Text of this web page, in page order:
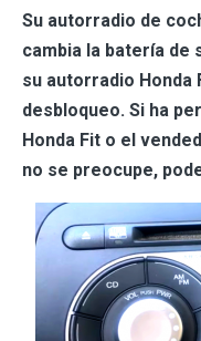
Su autorradio de
cambia la batería de
su autorradio Honda
desbloqueo. Si ha
Honda Fit o el
no se preocupe,